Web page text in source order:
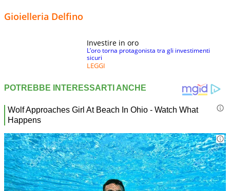
Gioielleria Delfino
Investire in oro
L’oro torna protagonista tra gli investimenti
sicuri
LEGGI